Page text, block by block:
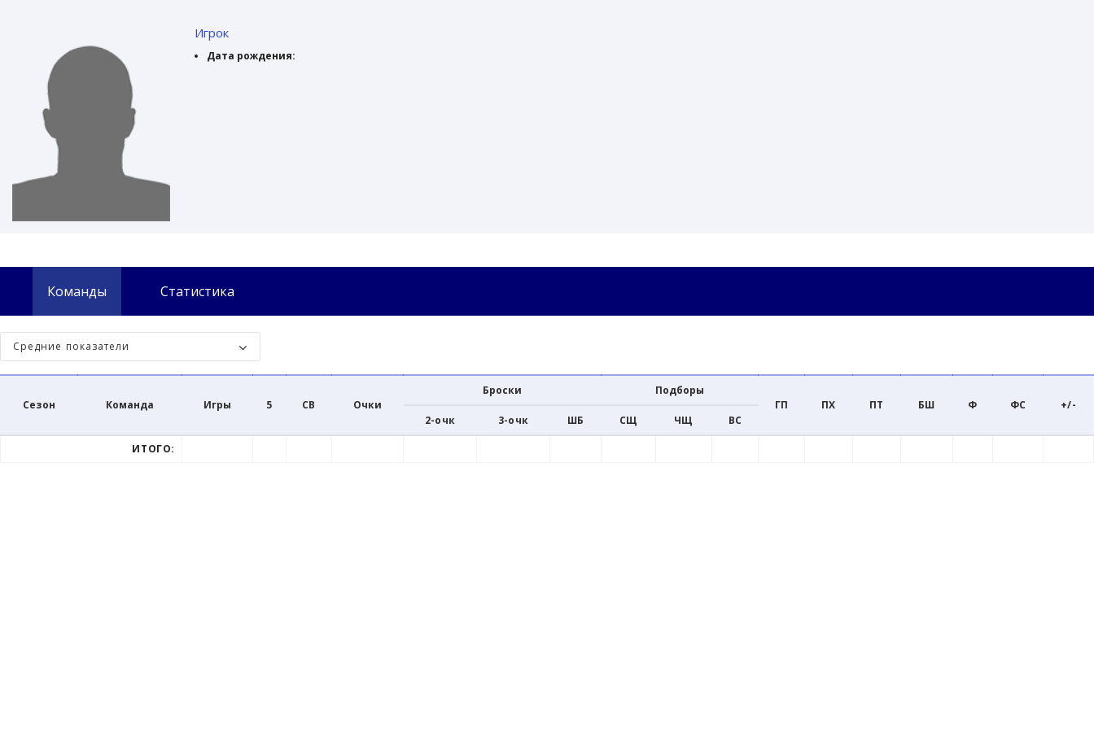
Игрок
Дата рождения:
Команды Статистика
Средние показатели
Сезон Команда Игры 5 СВ Очки
Броски
Подборы
ГП
ПХ ПТ БШ Ф ФС
+/-
2-очк
3-очк ШБ СЩ ЧЩ ВС
ИТОГО: